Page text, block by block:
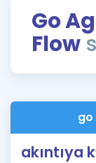
ÖSYM
Blog
İngilizce
Go
Flow
akıntıya